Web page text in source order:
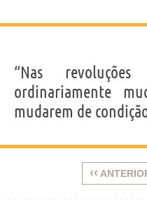
“Nas
ordinariamente
mudarem de
‹‹